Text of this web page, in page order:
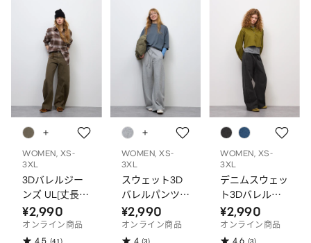
WOMEN, XS-
3XL
3Dバレルジー
ンズ UL(丈長
め)
¥2,990
オンライン商品
4.5
WOMEN, XS-
3XL
スウェット3D
バレルパンツ
UL(丈長め)
¥2,990
オンライン商品
4
WOMEN, XS-
3XL
デニムスウェッ
ト3Dバレルパ
ンツ UL(丈長
め)
¥2,990
オンライン商品
4.6